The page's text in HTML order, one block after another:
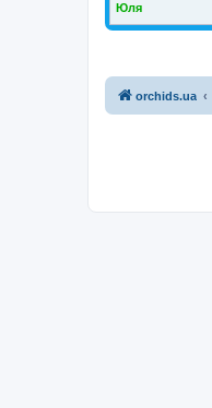
Юля
orchids.ua